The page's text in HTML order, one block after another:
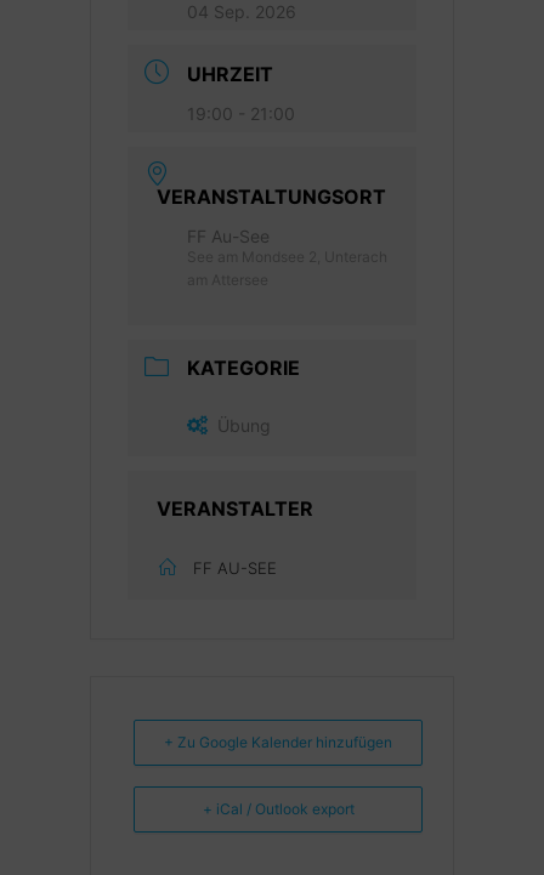
04 Sep. 2026
UHRZEIT
19:00 - 21:00
VERANSTALTUNGSORT
FF Au-See
KATEGORIE
Übung
VERANSTALTER
FF AU-SEE
+ Zu Google Kalender hinzufügen
+ iCal / Outlook export